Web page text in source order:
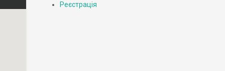
Реєстрація